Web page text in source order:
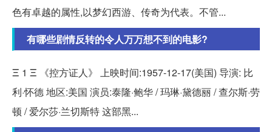
色有卓越的属性,以梦幻西游、传奇为代表。不管...
有哪些剧情反转的令人万万想不到的电影?
Ξ 1 Ξ 《控方证人》 上映时间:1957-12-17(美国) 导演: 比
利·怀德 地区:美国 演员:泰隆·鲍华 / 玛琳·黛德丽 / 查尔斯·劳
顿 / 爱尔莎·兰切斯特 这部黑...